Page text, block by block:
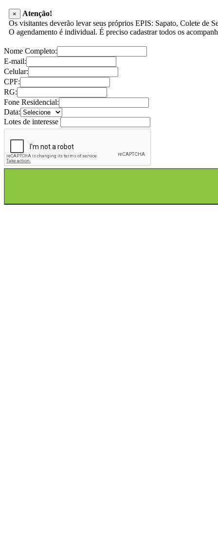
×
Atenção!
Os visitantes deverão levar seus próprios EPIS: Sapato, Colete de
O agendamento é individual. É preciso cadastrar todos os
Nome Completo:
E-mail:
Celular:
CPF:
RG:
Fone Residencial:
Data:
Lotes de interesse